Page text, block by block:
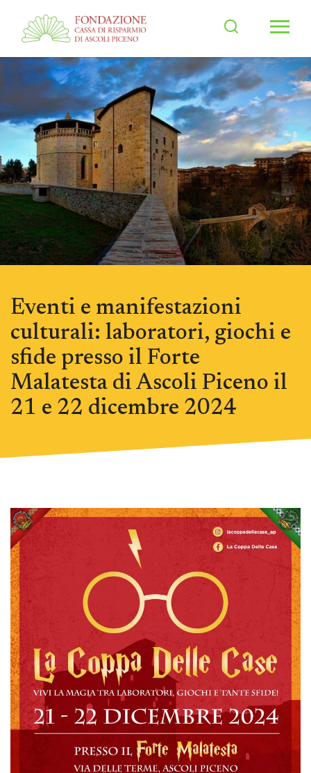
Eventi e manifestazioni
culturali: laboratori, giochi e
sfide presso il Forte
Malatesta di Ascoli Piceno il
21 e 22 dicembre 2024